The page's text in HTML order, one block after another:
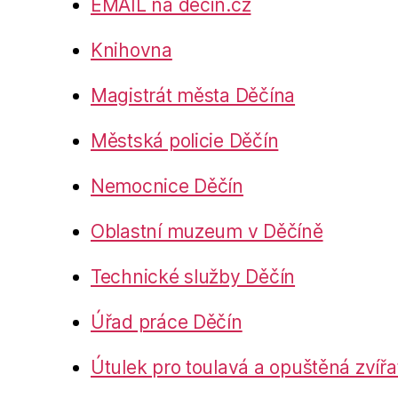
EMAIL na decin.cz
Knihovna
Magistrát města Děčína
Městská policie Děčín
Nemocnice Děčín
Oblastní muzeum v Děčíně
Technické služby Děčín
Úřad práce Děčín
Útulek pro toulavá a opuštěná